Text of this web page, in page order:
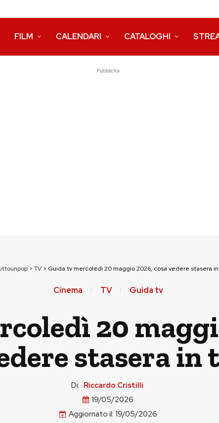
FILM CALENDARI CATALOGHI
Pubblicità
> TV > Guida tv mercoledì 20 maggio 2026, cosa vedere stasera
Cinema TV Guida tv
20
stasera in
Di: Riccardo Cristilli
19/05/2026
Aggiornato il: 19/05/2026